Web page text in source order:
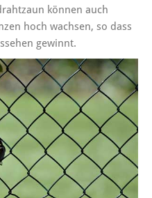
können auch
hoch wachsen, so dass
gewinnt.